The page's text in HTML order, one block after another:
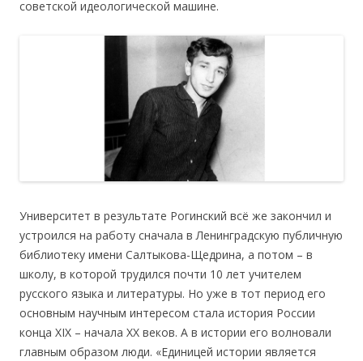
советской идеологической машине.
Университет в результате Рогинский всё же закончил и
устроился на работу сначала в Ленинградскую публичную
библиотеку имени Салтыкова-Щедрина, а потом – в
школу, в которой трудился почти 10 лет учителем
русского языка и литературы. Но уже в тот период его
основным научным интересом стала история России
конца XIX – начала XX веков. А в истории его волновали
главным образом люди. «Единицей истории является